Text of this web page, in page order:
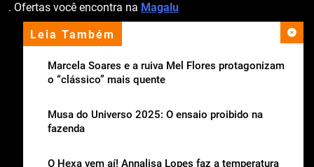
Leia Também
Marcela Soares e a ruiva Mel Flores protagonizam
o “clássico” mais quente
Musa do Universo 2025: O ensaio proibido na
fazenda
O Hexa vem aí! Annalisa Lopes faz a temperatura
. Ofertas você encontra na Magalu
apoio institucional